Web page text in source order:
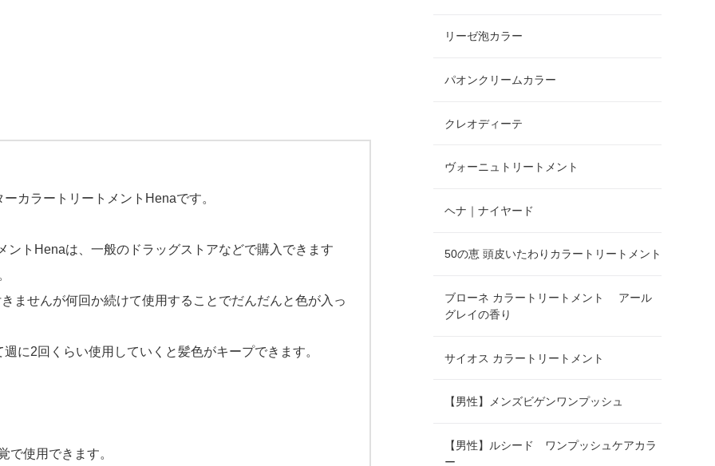
カラートリートメントHenaです。
ントHenaは、一般のドラッグストアなどで購入できます
ませんが何回か続けて使用することでだんだんと色が入っ
に2回くらい使用していくと髪色がキープできます。
で使用できます。
リーゼ泡カラー
パオンクリームカラー
クレオディーテ
ヴォーニュトリートメント
ヘナ｜ナイヤード
50の恵 頭皮いたわりカラートリートメント
ブローネ カラートリートメント アール
グレイの香り
サイオス カラートリートメント
【男性】メンズビゲンワンプッシュ
【男性】ルシード ワンプッシュケアカラ
ー